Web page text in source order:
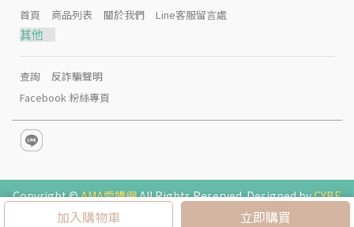
加入購物車 立即購買
首頁 商品列表 關於我們 Line客服留言處
其他
查詢
反詐騙聲明
Facebook 粉絲專頁
Copyright ©AMA愛購網All Rights Reserved. Designed byCYBE